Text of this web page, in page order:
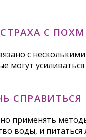
С
с
применять
воды, и